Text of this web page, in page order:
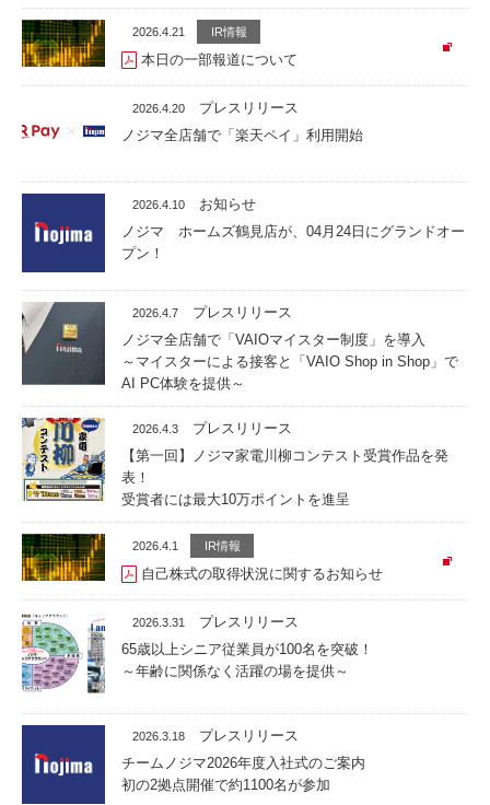
2026.4.21 IR情報
本日の一部報道について
2026.4.20
プレスリリース
ノジマ全店舗で「楽天ペイ」利用開始
2026.4.10
お知らせ
ノジマ ホームズ鶴見店が、04月24日にグランドオー
プン！
2026.4.7
プレスリリース
ノジマ全店舗で「VAIOマイスター制度」を導入
～マイスターによる接客と「VAIO Shop in Shop」で
AI PC体験を提供～
2026.4.3
プレスリリース
【第一回】ノジマ家電川柳コンテスト受賞作品を発
表！
受賞者には最大10万ポイントを進呈
2026.4.1 IR情報
自己株式の取得状況に関するお知らせ
2026.3.31
プレスリリース
65歳以上シニア従業員が100名を突破！
～年齢に関係なく活躍の場を提供～
2026.3.18
プレスリリース
チームノジマ2026年度入社式のご案内
初の2拠点開催で約1100名が参加